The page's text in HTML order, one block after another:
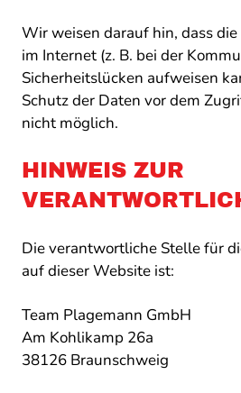
Wir weisen darauf hin, dass
im Internet (z. B. bei der
Sicherheitslücken aufweisen
Schutz der Daten vor dem
nicht möglich.
HINWEIS ZUR
Die verantwortliche Stelle für
auf dieser Website ist:
Team Plagemann GmbH
Am Kohlikamp 26a
38126 Braunschweig